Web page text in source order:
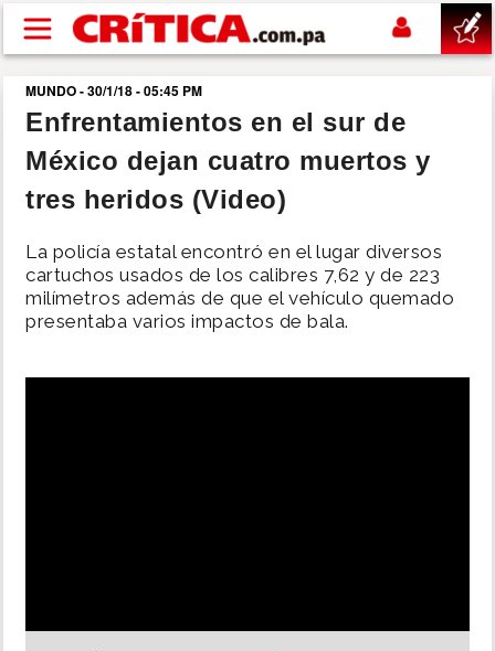
Pasar al contenido principal
buscar
SUCESOS
POLÍTICA
MUNDO - 30/1/18 - 05:45 PM
Enfrentamientos en el sur de
México dejan cuatro muertos y
tres heridos (Video)
La policía estatal encontró en el lugar diversos
cartuchos usados de los calibres 7,62 y de 223
milímetros además de que el vehículo quemado
presentaba varios impactos de bala.